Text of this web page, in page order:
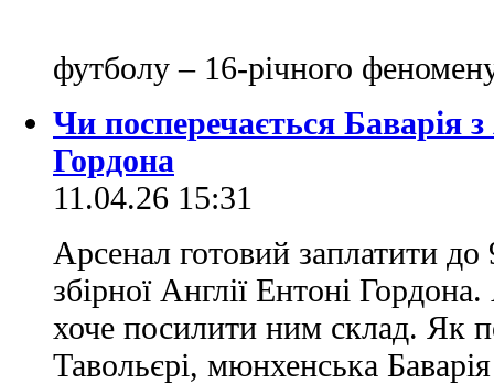
футболу – 16-річного
Чи посперечається Баварія
Гордона
11.04.26 15:31
Арсенал готовий заплатити до
збірної Англії Ентоні
хоче посилити ним склад. Як
Тавольєрі, мюнхенська